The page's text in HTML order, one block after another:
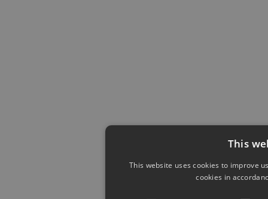
This
This website uses cookies to improve
cookies in